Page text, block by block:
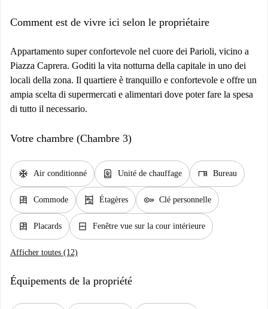
Comment est de vivre ici selon le propriétaire
Appartamento super confortevole nel cuore dei Parioli, vicino a
Piazza Caprera. Goditi la vita notturna della capitale in uno dei
locali della zona. Il quartiere è tranquillo e confortevole e offre un
ampia scelta di supermercati e alimentari dove poter fare la spesa
di tutto il necessario.
Votre chambre (Chambre 3)
ac_unit Air conditionné water_heater Unité de chauffage desk Bureau
dresser Commode shelves Étagères key Clé personnelle
dresser Placards window_closed Fenêtre vue sur la cour intérieure
Afficher toutes (12)
Équipements de la propriété